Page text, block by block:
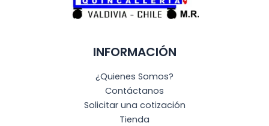
INFORMACIÓN
¿Quienes Somos?
Contáctanos
Solicitar una cotización
Tienda